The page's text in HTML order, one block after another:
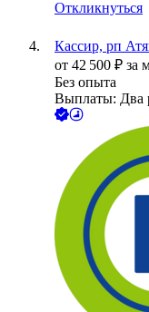
Откликнуться
Кассир, рп
от 42 500 ₽ за
Без опыта
Выплаты: Два